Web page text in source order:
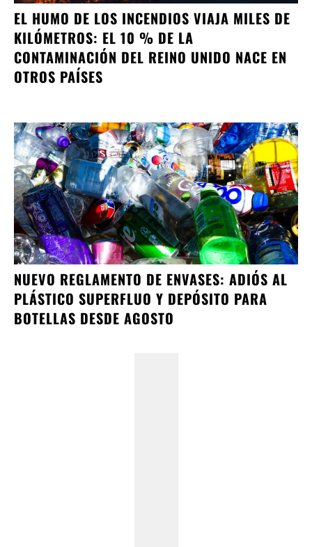
EL HUMO DE LOS INCENDIOS VIAJA MILES DE
KILÓMETROS: EL 10 % DE LA
CONTAMINACIÓN DEL REINO UNIDO NACE EN
OTROS PAÍSES
NUEVO REGLAMENTO DE ENVASES: ADIÓS AL
PLÁSTICO SUPERFLUO Y DEPÓSITO PARA
BOTELLAS DESDE AGOSTO